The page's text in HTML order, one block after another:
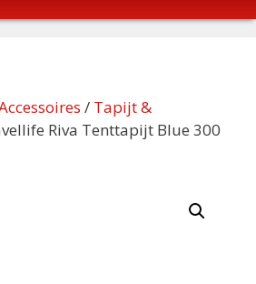
/ Tapijt &
Riva Tenttapijt Blue 300